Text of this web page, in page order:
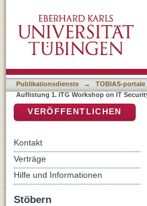
Publikationsdienste → TOBIAS-portale
Auflistung 1. ITG Workshop on IT
VERÖFFENTLICHEN
Kontakt
Verträge
Hilfe und Informationen
Stöbern